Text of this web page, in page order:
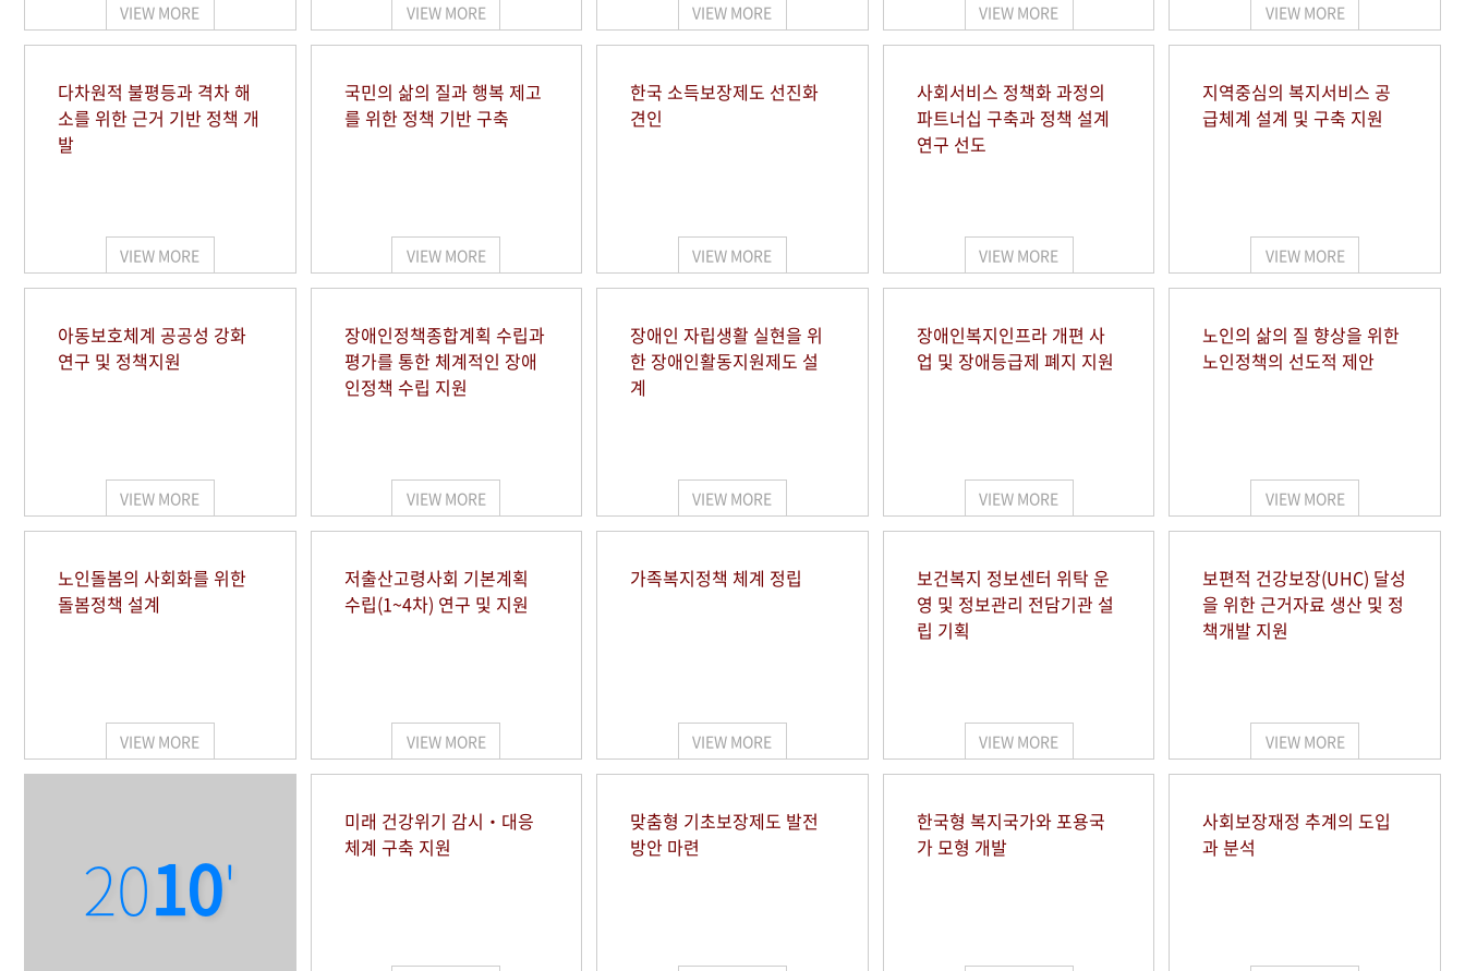
VIEW MORE VIEW MORE VIEW MORE VIEW MORE VIEW MORE
다차원적 불평등과 격차 해
소를 위한 근거 기반 정책 개
발
VIEW MORE
국민의 삶의 질과 행복 제고
를 위한 정책 기반 구축
VIEW MORE
한국 소득보장제도 선진화
견인
VIEW MORE
사회서비스 정책화 과정의
파트너십 구축과 정책 설계
연구 선도
VIEW MORE
지역중심의 복지서비스 공
급체계 설계 및 구축 지원
VIEW MORE
아동보호체계 공공성 강화
연구 및 정책지원
VIEW MORE
장애인정책종합계획 수립과
평가를 통한 체계적인 장애
인정책 수립 지원
VIEW MORE
장애인 자립생활 실현을 위
한 장애인활동지원제도 설
계
VIEW MORE
장애인복지인프라 개편 사
업 및 장애등급제 폐지 지원
VIEW MORE
노인의 삶의 질 향상을 위한
노인정책의 선도적 제안
VIEW MORE
노인돌봄의 사회화를 위한
돌봄정책 설계
VIEW MORE
저출산고령사회 기본계획
수립(1~4차) 연구 및 지원
VIEW MORE
가족복지정책 체계 정립
VIEW MORE
보건복지 정보센터 위탁 운
영 및 정보관리 전담기관 설
립 기획
VIEW MORE
보편적 건강보장(UHC) 달성
을 위한 근거자료 생산 및 정
책개발 지원
VIEW MORE
2010'
미래 건강위기 감시‧대응
체계 구축 지원
맞춤형 기초보장제도 발전
방안 마련
한국형 복지국가와 포용국
가 모형 개발
사회보장재정 추계의 도입
과 분석